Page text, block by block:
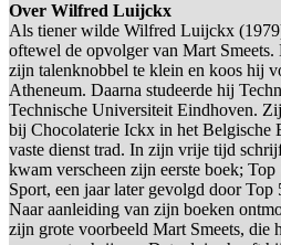
Over Wilfred Luijckx
Als tiener wilde Wilfred Luijckx
oftewel de opvolger van Mart
zijn talenknobbel te klein en koos hij
Atheneum. Daarna studeerde hij
Technische Universiteit Eindhoven.
bij Chocolaterie Ickx in het Belgische
vaste dienst trad. In zijn vrije tijd
kwam verscheen zijn eerste boek;
Sport, een jaar later gevolgd door Top
Naar aanleiding van zijn boeken
zijn grote voorbeeld Mart Smeets, die